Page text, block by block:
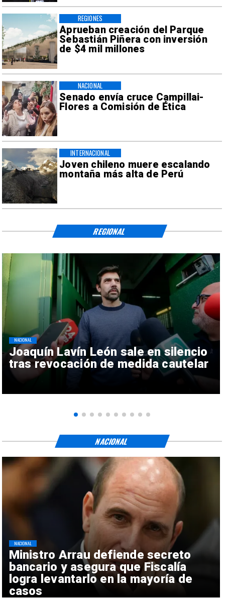
Aprueban creación del Parque
Sebastián Piñera con inversión
de $4 mil millones
REGIONES
Senado envía cruce Campillai-
Flores a Comisión de Ética
NACIONAL
Joven chileno muere escalando
montaña más alta de Perú
INTERNACIONAL
Joaquín Lavín León sale en silencio
tras revocación de medida cautelar
NACIONAL
REGIONAL
Ministro Arrau defiende secreto
bancario y asegura que Fiscalía
logra levantarlo en la mayoría de
casos
NACIONAL
NACIONAL